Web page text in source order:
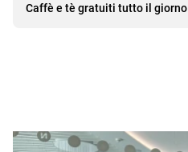
Caffè e tè gratuiti tutto il giorno